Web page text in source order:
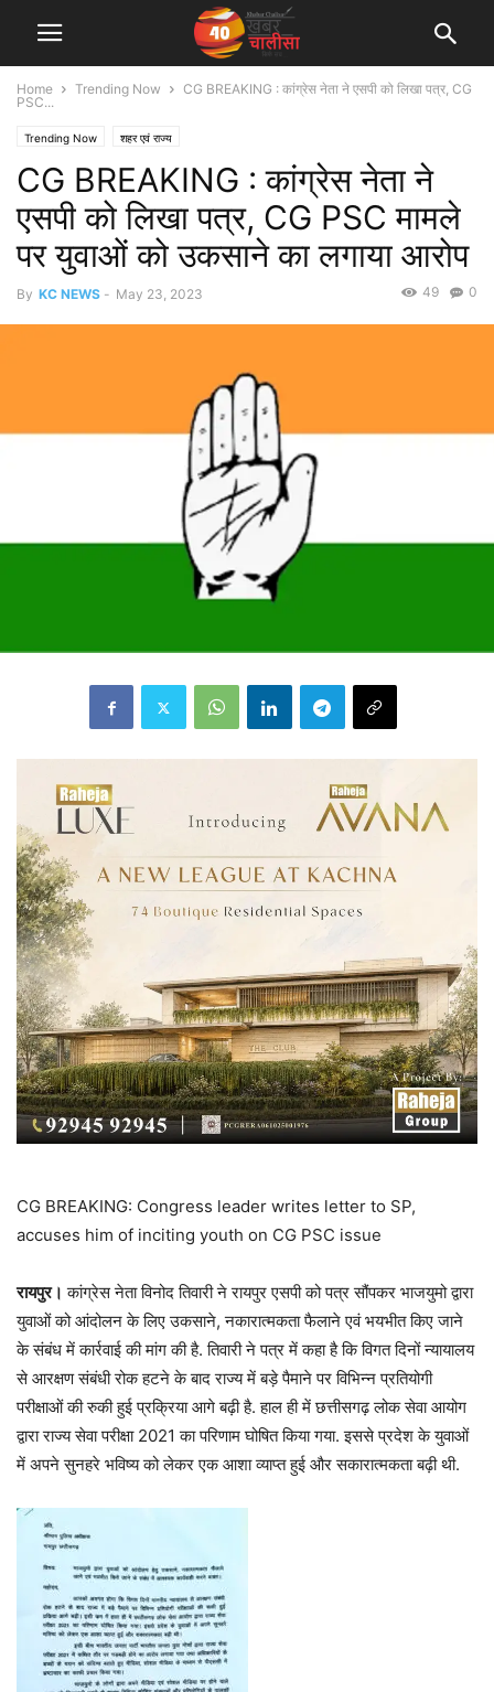
Home Trending Now
CG BREAKING : कांग्रेस नेता ने एसपी को लिखा पत्र, CG
PSC...
Trending Now शहर एवं राज्य
CG BREAKING : कांग्रेस नेता ने
एसपी को लिखा पत्र, CG PSC मामले
पर युवाओं को उकसाने का लगाया आरोप
By KC NEWS - May 23, 2023 0
49
CG BREAKING: Congress leader writes letter to SP,
accuses him of inciting youth on CG PSC issue
रायपुर। कांग्रेस नेता विनोद तिवारी ने रायपुर एसपी को पत्र सौंपकर भाजयुमो द्वारा
युवाओं को आंदोलन के लिए उकसाने, नकारात्मकता फैलाने एवं भयभीत किए जाने
के संबंध में कार्रवाई की मांग की है. तिवारी ने पत्र में कहा है कि विगत दिनों न्यायालय
से आरक्षण संबंधी रोक हटने के बाद राज्य में बड़े पैमाने पर विभिन्न प्रतियोगी
परीक्षाओं की रुकी हुई प्रक्रिया आगे बढ़ी है. हाल ही में छत्तीसगढ़ लोक सेवा आयोग
द्वारा राज्य सेवा परीक्षा 2021 का परिणाम घोषित किया गया. इससे प्रदेश के युवाओं
में अपने सुनहरे भविष्य को लेकर एक आशा व्याप्त हुई और सकारात्मकता बढ़ी थी.